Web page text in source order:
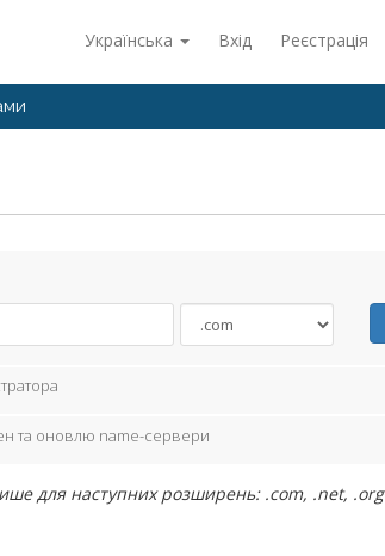
Українська Вхід Реєстрація
та оновлю name-сервери
для наступних розширень: .com, .net, .org